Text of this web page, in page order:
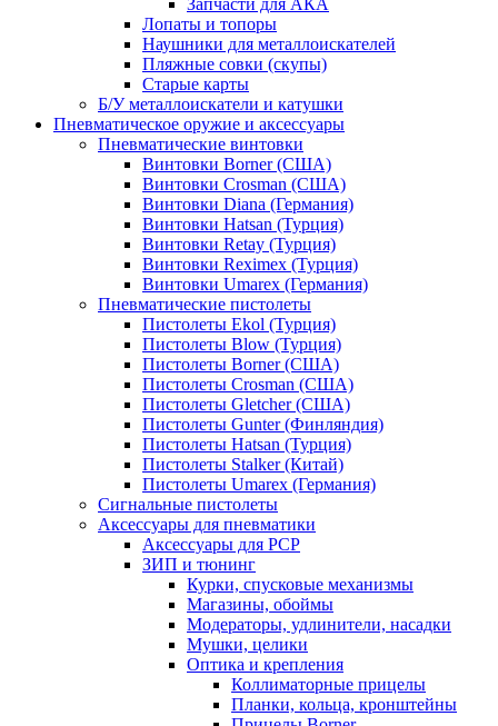
Лопаты и топоры
Наушники для металлоискателей
Пляжные совки (скупы)
Старые карты
Б/У металлоискатели и катушки
Пневматическое оружие и аксессуары
Пневматические винтовки
Винтовки Borner (США)
Винтовки Crosman (США)
Винтовки Diana (Германия)
Винтовки Hatsan (Турция)
Винтовки Retay (Турция)
Винтовки Reximex (Турция)
Винтовки Umarex (Германия)
Пневматические пистолеты
Пистолеты Ekol (Турция)
Пистолеты Blow (Турция)
Пистолеты Borner (США)
Пистолеты Crosman (США)
Пистолеты Gletcher (США)
Пистолеты Gunter (Финляндия)
Пистолеты Hatsan (Турция)
Пистолеты Stalker (Китай)
Пистолеты Umarex (Германия)
Сигнальные пистолеты
Аксессуары для пневматики
Аксессуары для PCP
ЗИП и тюнинг
Курки, спусковые механизмы
Магазины, обоймы
Модераторы, удлинители, насадки
Мушки, целики
Оптика и крепления
Коллиматорные прицелы
Планки, кольца, кронштейны